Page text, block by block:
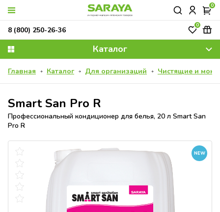
0
0
8 (800) 250-26-36
Каталог
Главная Каталог Для организаций Чистящие и
Smart San Pro R
Профессиональный кондиционер для белья, 20 л Smart San
Pro R
NEW